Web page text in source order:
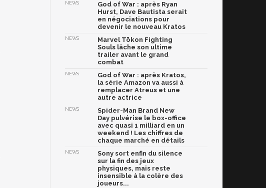
NEWS
God of War : après Ryan
Hurst, Dave Bautista serait
en négociations pour
devenir le nouveau Kratos
NEWS
Marvel Tōkon Fighting
Souls lâche son ultime
trailer avant le grand
combat
NEWS
God of War : après Kratos,
la série Amazon va aussi à
remplacer Atreus et une
autre actrice
NEWS
Spider-Man Brand New
Day pulvérise le box-office
avec quasi 1 milliard en un
weekend ! Les chiffres de
chaque marché en détails
NEWS
Sony sort enfin du silence
sur la fin des jeux
physiques, mais reste
insensible à la colère des
joueurs...